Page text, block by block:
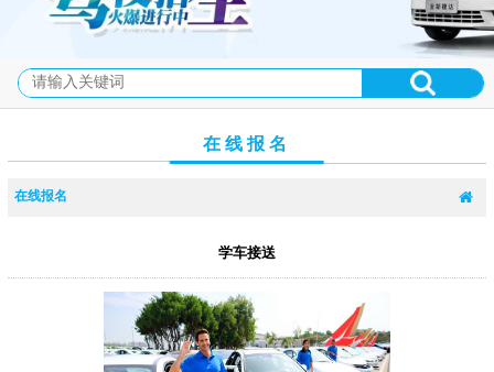
在线报名
在线报名
学车接送